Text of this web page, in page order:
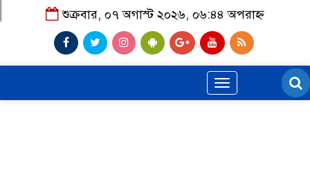
শুক্রবার, ০৭ অগাস্ট ২০২৬, ০৬:৪৪ অপরাহ্ন
Toggle
navigation